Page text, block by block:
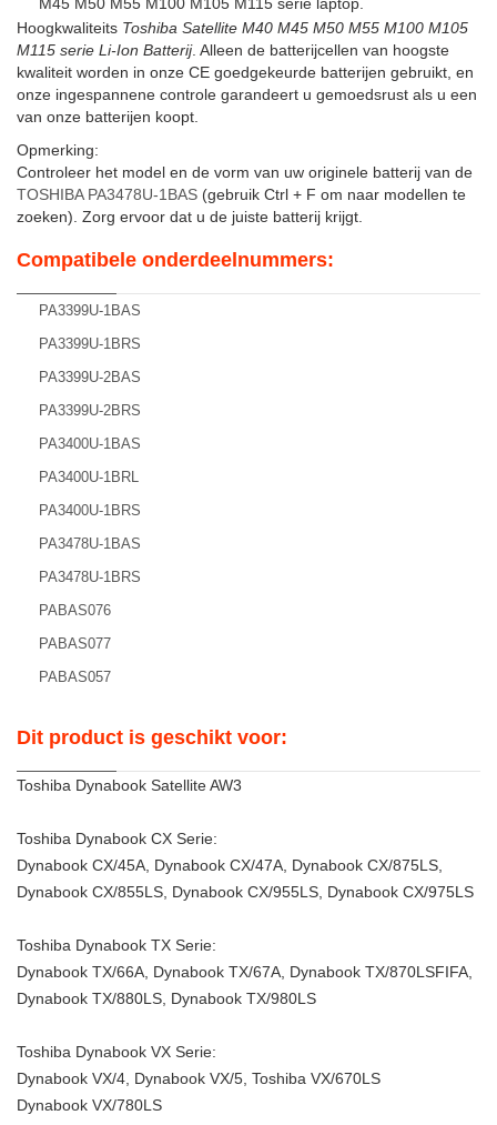
Hoogkwaliteits Toshiba Satellite M40 M45 M50 M55 M100 M105
M115 serie Li-Ion Batterij. Alleen de batterijcellen van hoogste
kwaliteit worden in onze CE goedgekeurde batterijen gebruikt, en
onze ingespannene controle garandeert u gemoedsrust als u een
van onze batterijen koopt.
Opmerking:
Controleer het model en de vorm van uw originele batterij van de
TOSHIBA PA3478U-1BAS (gebruik Ctrl + F om naar modellen te
zoeken). Zorg ervoor dat u de juiste batterij krijgt.
Compatibele onderdeelnummers:
PA3399U-1BAS
PA3399U-1BRS
PA3399U-2BAS
PA3399U-2BRS
PA3400U-1BAS
PA3400U-1BRL
PA3400U-1BRS
PA3478U-1BAS
PA3478U-1BRS
PABAS076
PABAS077
PABAS057
Dit product is geschikt voor:
Toshiba Dynabook Satellite AW3
Toshiba Dynabook CX Serie:
Dynabook CX/45A, Dynabook CX/47A, Dynabook CX/875LS,
Dynabook CX/855LS, Dynabook CX/955LS, Dynabook CX/975LS
Toshiba Dynabook TX Serie:
Dynabook TX/66A, Dynabook TX/67A, Dynabook TX/870LSFIFA,
Dynabook TX/880LS, Dynabook TX/980LS
Toshiba Dynabook VX Serie:
Dynabook VX/4, Dynabook VX/5, Toshiba VX/670LS
Dynabook VX/780LS